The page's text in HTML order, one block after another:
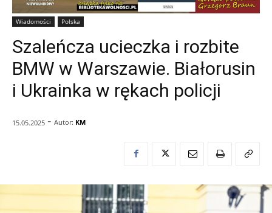
Wiadomości Polska
Szaleńcza ucieczka i rozbite
BMW w Warszawie. Białorusin
i Ukrainka w rękach policji
15.05.2025 - Autor: KM